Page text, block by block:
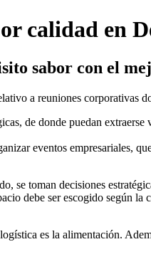
calidad en
sabor con el
a reuniones corporativas
de donde puedan
eventos empresariales,
toman decisiones
debe ser escogido según la
es la alimentación.